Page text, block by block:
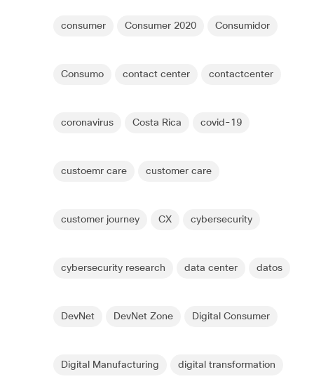
consumer Consumer 2020 Consumidor
Consumo contact center contactcenter
coronavirus Costa Rica covid-19
custoemr care customer care
customer journey CX cybersecurity
cybersecurity research data center datos
DevNet DevNet Zone Digital Consumer
Digital Manufacturing digital transformation